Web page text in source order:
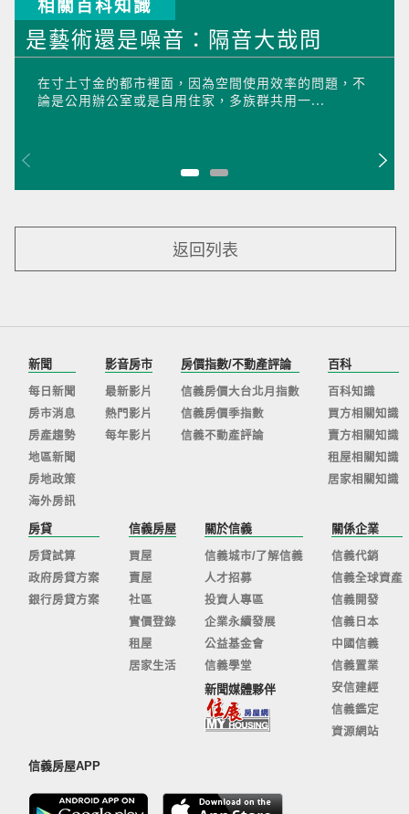
是藝術還是噪音：隔音大哉問
在寸土寸金的都市裡面，因為空間使用效率的問題，不
論是公用辦公室或是自用住家，多族群共用一...
返回列表
新聞
每日新聞
房市消息
房產趨勢
地區新聞
房地政策
海外房訊
影音房市
最新影片
熱門影片
每年影片
房價指數/不動產評論
信義房價大台北月指數
信義房價季指數
信義不動產評論
百科
百科知識
買方相關知識
賣方相關知識
租屋相關知識
居家相關知識
房貸
房貸試算
政府房貸方案
銀行房貸方案
信義房屋
買屋
賣屋
社區
實價登錄
租屋
居家生活
關於信義
信義城市/了解信義
人才招募
投資人專區
企業永續發展
公益基金會
信義學堂
新聞媒體夥伴
關係企業
信義代銷
信義全球資產
信義開發
信義日本
中國信義
信義置業
安信建經
信義鑑定
資源網站
信義房屋APP